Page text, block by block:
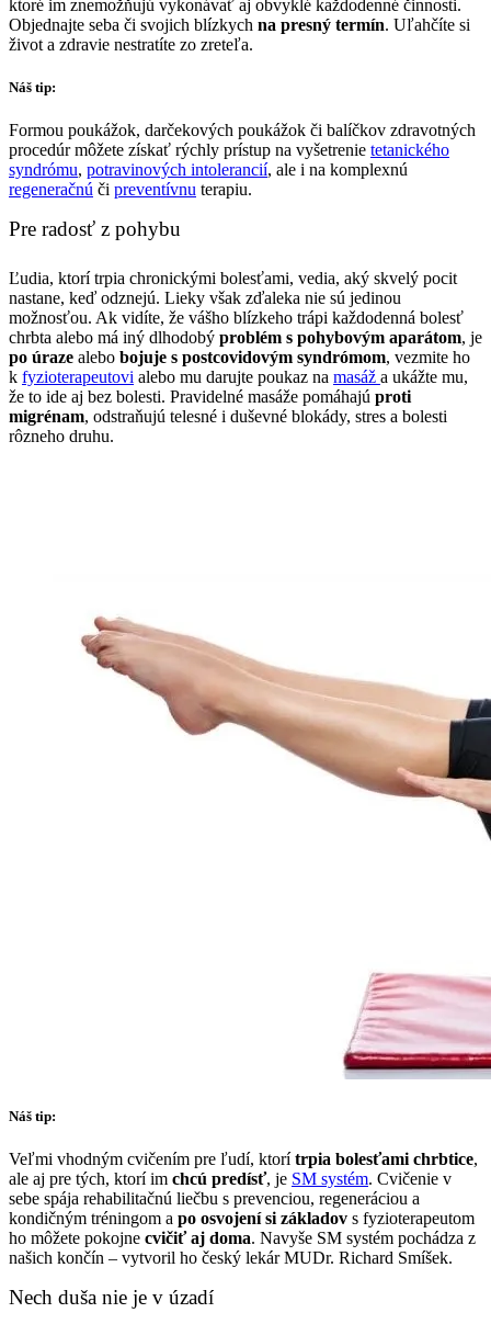
ktoré im znemožňujú vykonávať aj obvyklé každodenné činnosti.
Objednajte seba či svojich blízkych na presný termín. Uľahčíte si
život a zdravie nestratíte zo zreteľa.
Náš tip:
Formou poukážok, darčekových poukážok či balíčkov zdravotných
procedúr môžete získať rýchly prístup na vyšetrenie tetanického
syndrómu, potravinových intolerancií, ale i na komplexnú
regeneračnú či preventívnu terapiu.
Pre radosť z pohybu
Ľudia, ktorí trpia chronickými bolesťami, vedia, aký skvelý pocit
nastane, keď odznejú. Lieky však zďaleka nie sú jedinou
možnosťou. Ak vidíte, že vášho blízkeho trápi každodenná bolesť
chrbta alebo má iný dlhodobý problém s pohybovým aparátom, je
po úraze alebo bojuje s postcovidovým syndrómom, vezmite ho
k fyzioterapeutovi alebo mu darujte poukaz na masáž a ukážte mu,
že to ide aj bez bolesti. Pravidelné masáže pomáhajú proti
migrénam, odstraňujú telesné i duševné blokády, stres a bolesti
rôzneho druhu.
Náš tip:
Veľmi vhodným cvičením pre ľudí, ktorí trpia bolesťami chrbtice,
ale aj pre tých, ktorí im chcú predísť, je SM systém. Cvičenie v
sebe spája rehabilitačnú liečbu s prevenciou, regeneráciou a
kondičným tréningom a po osvojení si základov s fyzioterapeutom
ho môžete pokojne cvičiť aj doma. Navyše SM systém pochádza z
našich končín – vytvoril ho český lekár MUDr. Richard Smíšek.
Nech duša nie je v úzadí